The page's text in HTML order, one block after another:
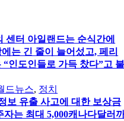
센터 아일랜드는 순식간에
는 긴 줄이 늘어섰고, 페리
인도인들로 가득 찼다”고
드뉴스, 정치
보 유출 사고에 대한 보상금
는 최대 5,000캐나다달러